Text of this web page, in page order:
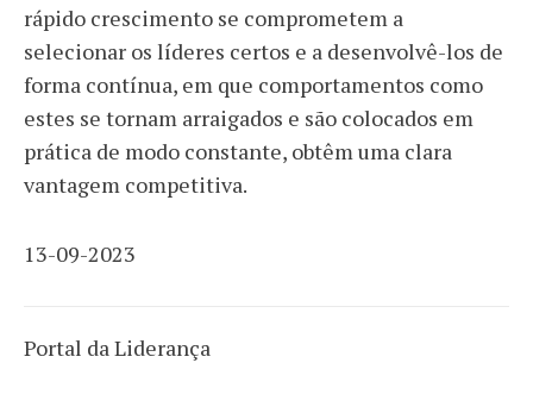
rápido crescimento se comprometem a
selecionar os líderes certos e a desenvolvê-los de
forma contínua, em que comportamentos como
estes se tornam arraigados e são colocados em
prática de modo constante, obtêm uma clara
vantagem competitiva.
13-09-2023
Portal da Liderança